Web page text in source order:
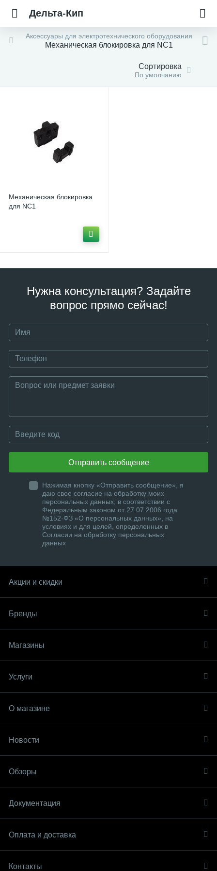
Дельта-Кип
Аксессуары для электротехнического оборудования
Механическая блокировка для NC1
Сортировка
По умолчанию
Механическая блокировка
для NC1
Нужна консультация? Задайте
вопрос прямо сейчас!
Отправить сообщение
Нажимая кнопку «Отправить сообщение», я
даю свое согласие на обработку моих
персональных данных, в соответствии с
Федеральным законом от 27.07.2006 года
№152-ФЗ «О персональных данных», на
условиях и для целей, определенных в
Согласии на обработку персональных
данных
Акции и скидки
Бренды
Магазины
Услуги
О магазине
Новости
Обзоры
Документация
Оплата и доставка
Контакты